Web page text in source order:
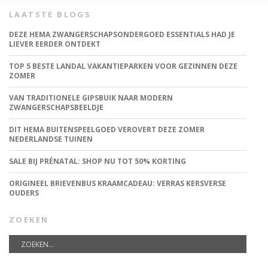
LAATSTE BLOGS
DEZE HEMA ZWANGERSCHAPSONDERGOED ESSENTIALS HAD JE
LIEVER EERDER ONTDEKT
TOP 5 BESTE LANDAL VAKANTIEPARKEN VOOR GEZINNEN DEZE
ZOMER
VAN TRADITIONELE GIPSBUIK NAAR MODERN
ZWANGERSCHAPSBEELDJE
DIT HEMA BUITENSPEELGOED VEROVERT DEZE ZOMER
NEDERLANDSE TUINEN
SALE BIJ PRÉNATAL: SHOP NU TOT 50% KORTING
ORIGINEEL BRIEVENBUS KRAAMCADEAU: VERRAS KERSVERSE
OUDERS
ZOEKEN